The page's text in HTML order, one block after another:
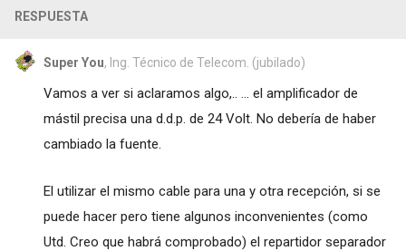
RESPUESTA
Super You, Ing. Técnico de Telecom. (jubilado)
Vamos a ver si aclaramos algo,.. ... el amplificador de
mástil precisa una d.d.p. de 24 Volt. No debería de haber
cambiado la fuente.
El utilizar el mismo cable para una y otra recepción, si se
puede hacer pero tiene algunos inconvenientes (como
Utd. Creo que habrá comprobado) el repartidor separador